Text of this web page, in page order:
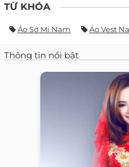
TỪ KHÓA
Áo Sơ Mi Nam Áo Vest
Thông tin nổi bật